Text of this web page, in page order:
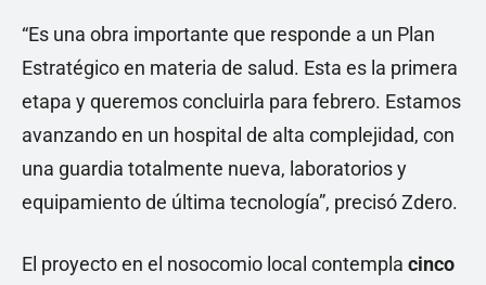
“Es una obra importante que responde a un Plan
Estratégico en materia de salud. Esta es la primera
etapa y queremos concluirla para febrero. Estamos
avanzando en un hospital de alta complejidad, con
una guardia totalmente nueva, laboratorios y
equipamiento de última tecnología”, precisó Zdero.
El proyecto en el nosocomio local contempla cinco